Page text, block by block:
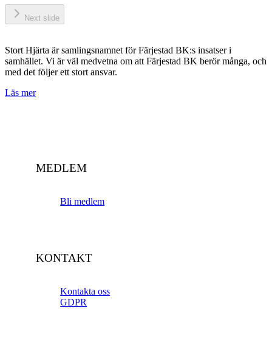
Next slide
Stort Hjärta är samlingsnamnet för Färjestad BK:s insatser i
samhället. Vi är väl medvetna om att Färjestad BK berör många, och
med det följer ett stort ansvar.
Läs mer
MEDLEM
Bli medlem
KONTAKT
Kontakta oss
GDPR